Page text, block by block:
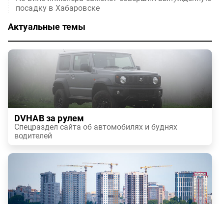
посадку в Хабаровске
Актуальные темы
DVHAB за рулем
Спецраздел сайта об автомобилях и буднях
водителей